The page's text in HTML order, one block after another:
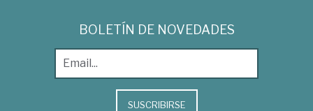
BOLETÍN DE NOVEDADES
SUSCRIBIRSE